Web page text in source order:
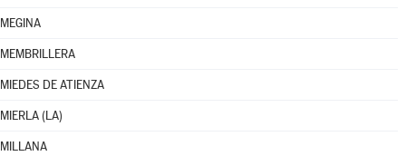
MEGINA
MEMBRILLERA
MIEDES DE ATIENZA
MIERLA (LA)
MILLANA